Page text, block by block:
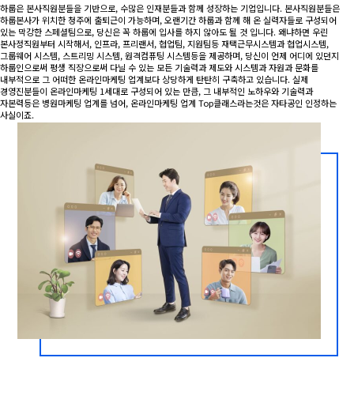
하룹은 본사직원분들을 기반으로, 수많은 인재분들과 함께 성장하는 기업입니다. 본사직원분들은
하룹본사가 위치한 청주에 출퇴근이 가능하며, 오랜기간 하룹과 함께 해 온 실력자들로 구성되어
있는 막강한 스페셜팀으로, 당신은 꼭 하룹에 입사를 하지 않아도 될 것 입니다. 왜냐하면 우린
본사정직원부터 시작해서, 인프라, 프리랜서, 협업팀, 지원팀등 재택근무시스템과 협업시스템,
그룹웨어 시스템, 스트리밍 시스템, 원격컴퓨팅 시스템등을 제공하며, 당신이 언제 어디에 있던지
하룹인으로써 평생 직장으로써 다닐 수 있는 모든 기술력과 제도와 시스템과 자원과 문화를
내부적으로 그 어떠한 온라인마케팅 업계보다 상당하게 탄탄히 구축하고 있습니다. 실제
경영진분들이 온라인마케팅 1세대로 구성되어 있는 만큼, 그 내부적인 노하우와 기술력과
자본력등은 병원마케팅 업계를 넘어, 온라인마케팅 업계 Top클래스라는것은 자타공인 인정하는
사실이죠.